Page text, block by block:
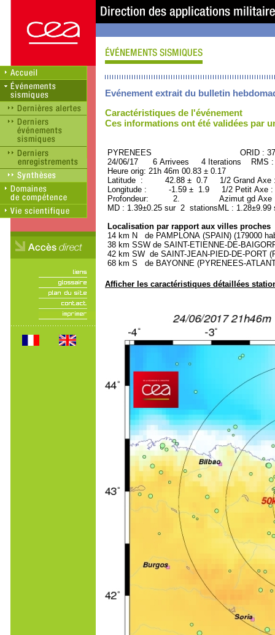
Evénement extrait du bulletin
Caractéristiques de l'événement
Ces informations ont été validées par
PYRENEES ORID :
24/06/17 6 Arrivees 4 Iterations RMS
Heure orig: 21h 46m 00.83 ± 0.17
Latitude : 42.88 ± 0.7 1/2 Grand
Longitude : -1.59 ± 1.9 1/2 Petit Axe
Profondeur: 2. Azimut gd Axe :
MD : 1.39±0.25 sur 2 stationsML :
Localisation par rapport aux villes proches
14 km N de PAMPLONA (SPAIN) (179000
38 km SSW de SAINT-ETIENNE-DE-
42 km SW de SAINT-JEAN-PIED-DE-PORT
68 km S de BAYONNE (PYRENEES-
Afficher les caractéristiques détaillées